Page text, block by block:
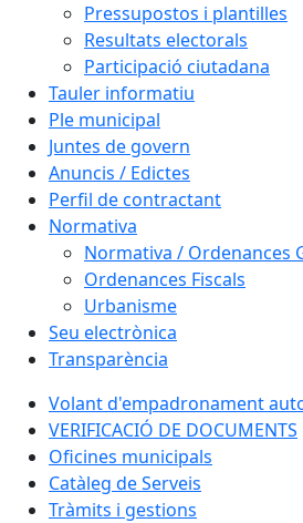
Pressupostos i plantilles
Resultats electorals
Participació ciutadana
Tauler informatiu
Ple municipal
Juntes de govern
Anuncis / Edictes
Perfil de contractant
Normativa
Normativa / Ordenances
Ordenances Fiscals
Urbanisme
Seu electrònica
Transparència
Volant d'empadronament
VERIFICACIÓ DE DOCUMENTS
Oficines municipals
Catàleg de Serveis
Tràmits i gestions